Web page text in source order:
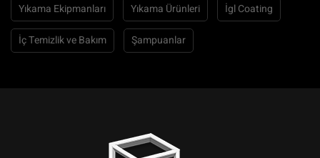
Yıkama Ekipmanları Yıkama Ürünleri İgl Coating
İç Temizlik ve Bakım Şampuanlar